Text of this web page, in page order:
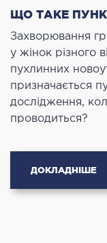
ЩО ТАКЕ
Захворювання
у жінок різного
пухлинних
призначається
дослідження,
проводиться?
ДОКЛАДНІШЕ